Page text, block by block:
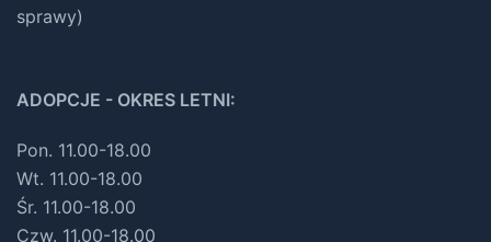
sprawy)
ADOPCJE - OKRES LETNI:
Pon. 11.00-18.00
Wt. 11.00-18.00
Śr. 11.00-18.00
Czw. 11.00-18.00